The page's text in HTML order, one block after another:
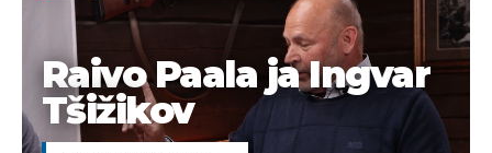
Raivo Paala ja Ingvar
Tšižikov